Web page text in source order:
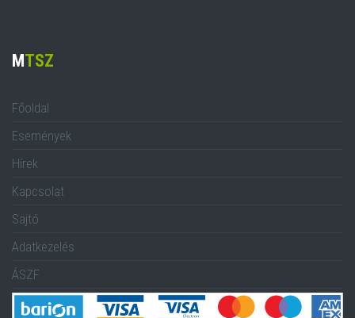
MTSZ
Főoldal
Események
Hírek
Kapcsolat
Sajtó
Adatkezelés
ÁSZF